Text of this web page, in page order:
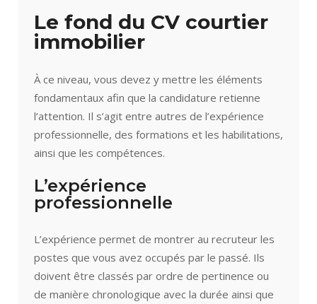
Le fond du CV courtier
immobilier
À ce niveau, vous devez y mettre les éléments
fondamentaux afin que la candidature retienne
l’attention. Il s’agit entre autres de l’expérience
professionnelle, des formations et les habilitations,
ainsi que les compétences.
L’expérience
professionnelle
L’expérience permet de montrer au recruteur les
postes que vous avez occupés par le passé. Ils
doivent être classés par ordre de pertinence ou
de manière chronologique avec la durée ainsi que